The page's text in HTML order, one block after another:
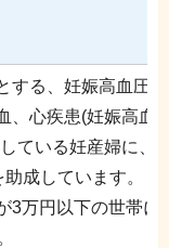
する、妊娠高血圧
、心疾患(妊娠高血
ている妊産婦に、
成しています。
3万円以下の世帯に